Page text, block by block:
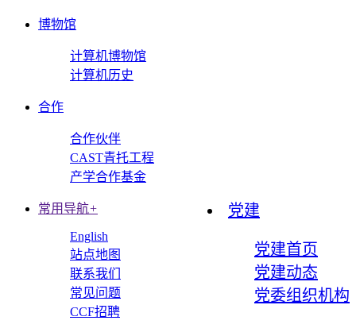
博物馆
计算机博物馆
计算机历史
合作
合作伙伴
CAST青托工程
产学合作基金
党建
党建首页
党建动态
党委组织机构
常用导航+
English
站点地图
联系我们
常见问题
CCF招聘